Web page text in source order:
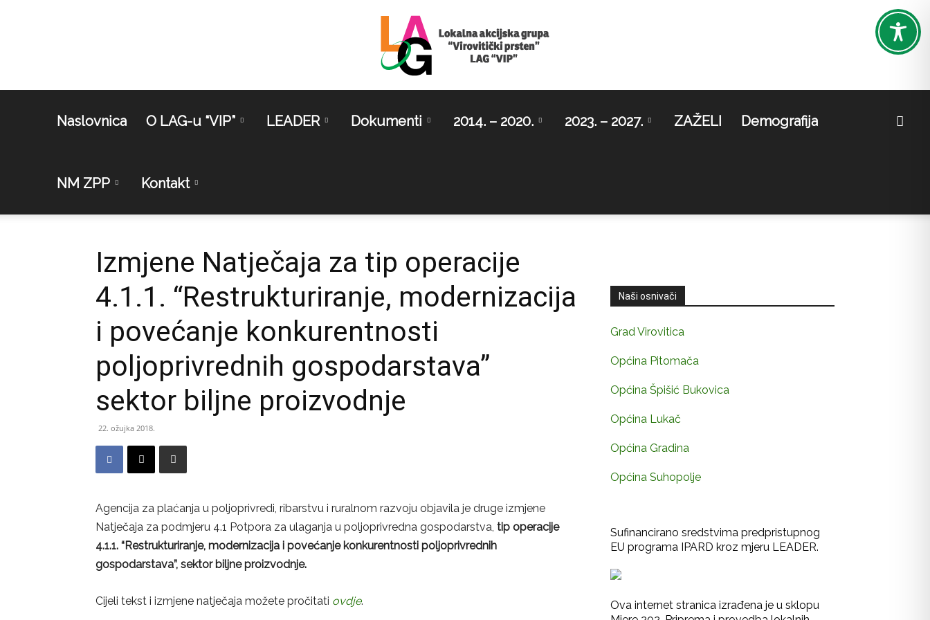
LAG
prsten
Naslovnica O LAG-u “VIP” LEADER Dokumenti 2014. – 2020. 2023. – 2027. ZAŽELI Demografija
NM ZPP Kontakt
Izmjene Natječaja za tip operacije
4.1.1. “Restrukturiranje, modernizacija
i povećanje konkurentnosti
poljoprivrednih gospodarstava”
sektor biljne proizvodnje
22. ožujka 2018.
Agencija za plaćanja u poljoprivredi, ribarstvu i ruralnom razvoju objavila je druge izmjene
Natječaja za podmjeru 4.1 Potpora za ulaganja u poljoprivredna gospodarstva, tip operacije
4.1.1. “Restrukturiranje, modernizacija i povećanje konkurentnosti poljoprivrednih
gospodarstava”, sektor biljne proizvodnje.
Cijeli tekst i izmjene natječaja možete pročitati ovdje.
Naši osnivači
Grad Virovitica
Općina Pitomača
Općina Špišić Bukovica
Općina Lukač
Općina Gradina
Općina Suhopolje
Sufinancirano sredstvima predpristupnog
EU programa IPARD kroz mjeru LEADER.
Ova internet stranica izrađena je u sklopu